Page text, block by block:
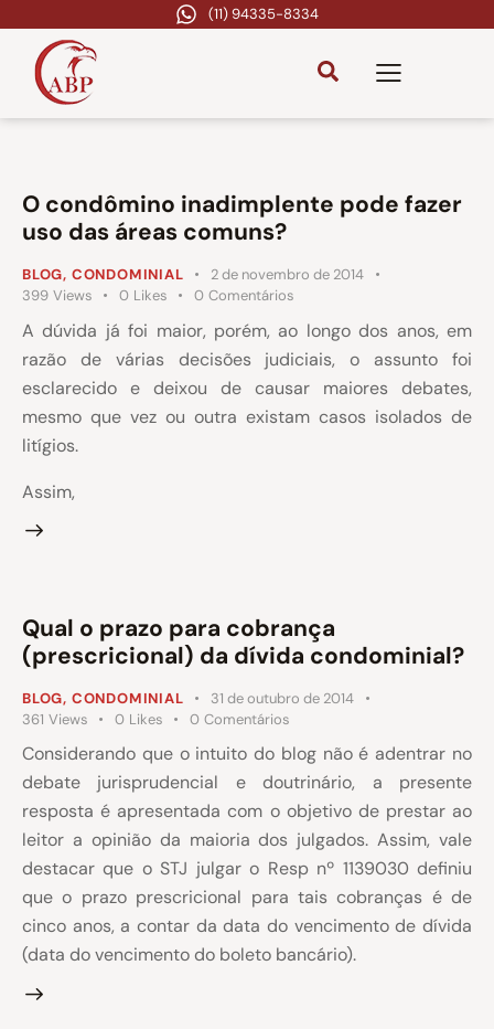
(11) 94335-8334
O condômino inadimplente pode fazer
uso das áreas comuns?
BLOG, CONDOMINIAL
2 de novembro de 2014
399 Views 0 Likes 0 Comentários
A dúvida já foi maior, porém, ao longo dos anos, em
razão de várias decisões judiciais, o assunto foi
esclarecido e deixou de causar maiores debates,
mesmo que vez ou outra existam casos isolados de
litígios.
Assim,
Qual o prazo para cobrança
(prescricional) da dívida condominial?
BLOG, CONDOMINIAL
31 de outubro de 2014
361 Views 0 Likes 0 Comentários
Considerando que o intuito do blog não é adentrar no
debate jurisprudencial e doutrinário, a presente
resposta é apresentada com o objetivo de prestar ao
leitor a opinião da maioria dos julgados. Assim, vale
destacar que o STJ julgar o Resp nº 1139030 definiu
que o prazo prescricional para tais cobranças é de
cinco anos, a contar da data do vencimento de dívida
(data do vencimento do boleto bancário).